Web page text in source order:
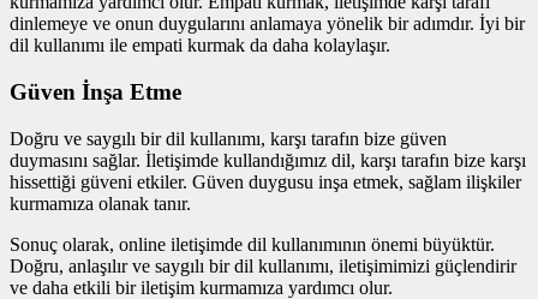
dinlemeye ve onun duygularını anlamaya yönelik bir adımdır. İyi bir
dil kullanımı ile empati kurmak da daha kolaylaşır.
Güven İnşa Etme
Doğru ve saygılı bir dil kullanımı, karşı tarafın bize güven
duymasını sağlar. İletişimde kullandığımız dil, karşı tarafın bize karşı
hissettiği güveni etkiler. Güven duygusu inşa etmek, sağlam ilişkiler
kurmamıza olanak tanır.
Sonuç olarak, online iletişimde dil kullanımının önemi büyüktür.
Doğru, anlaşılır ve saygılı bir dil kullanımı, iletişimimizi güçlendirir
ve daha etkili bir iletişim kurmamıza yardımcı olur.